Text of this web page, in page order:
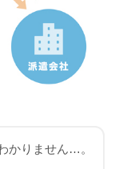
かりません…。